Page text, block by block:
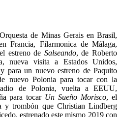
de Minas Gerais en Brasil,
Francia, Filarmonica de Málaga,
estreno de Salseando, de Roberto
nueva visita a Estados Unidos,
para un nuevo estreno de Paquito
nuevo Polonia para tocar con la
de Polonia, vuelta a EEUU,
para tocarUn Sueño Morisco, el
y trombón que Christian Lindberg
estrenado este mismo 2019 con